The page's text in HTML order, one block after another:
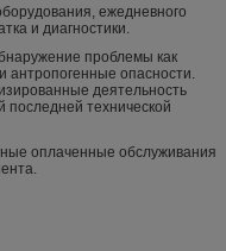
ежедневного
и диагностики.
проблемы как
антропогенные опасности.
деятельность
последней технической
оплаченные обслуживания